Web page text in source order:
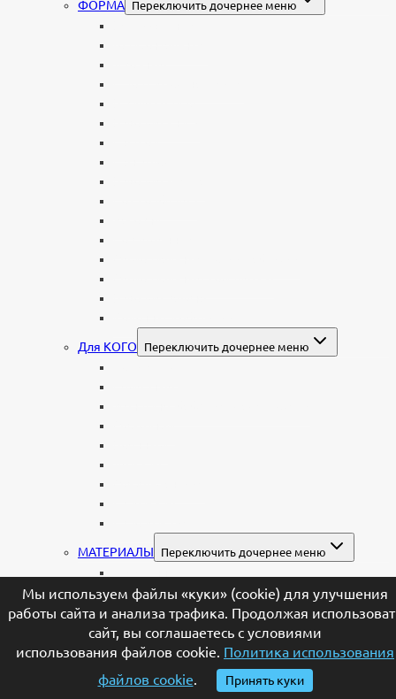
Мы используем файлы «куки» (cookie) для улучшения
работы сайта и анализа трафика. Продолжая
сайт, вы соглашаетесь с условиями
использования файлов cookie. Политика использования
файлов cookie. Принять куки
ФОРМА Переключить дочернее меню
Для КОГО Переключить дочернее меню
МАТЕРИАЛЫ Переключить дочернее меню
Мраморные
Со стеклом
Цветные
Комбинированные
Валун